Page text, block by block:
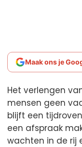
Maak ons je
Het verlengen
mensen geen
blijft een
een afspraak
wachten in de rij